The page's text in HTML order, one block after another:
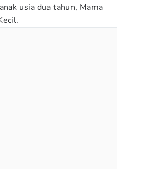
usia dua tahun, Mama